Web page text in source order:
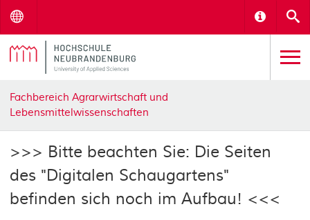
Fachbereich Agrarwirtschaft und
Lebensmittelwissenschaften
>>> Bitte beachten Sie: Die Seiten
des "Digitalen Schaugartens"
befinden sich noch im Aufbau! <<<